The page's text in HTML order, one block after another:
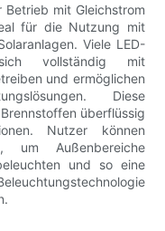
mit Gleichstrom
für die Nutzung mit
Viele LED-
sich vollständig mit
und ermöglichen
Diese
überflüssig
Nutzer können
um Außenbereiche
und so eine